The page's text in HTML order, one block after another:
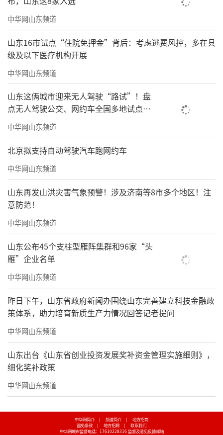
中华网山东频道
山东16市试点“住院免押金”背后：考虑逃费风控，多在县
级及以下医疗机构开展
中华网山东频道
山东这俩城市迎来无人驾驶“路试”！盘
点无人驾驶公交、网约车全国多地试点之
路
中华网山东频道
北京拟支持自动驾驶汽车跑网约车
中华网山东频道
山东再发山洪灾害气象预警！涉及济南等8市多个地区！注
意防范！
中华网山东频道
山东公布45个支柱型雁阵集群和96家“头
雁”企业名单
中华网山东频道
昨日下午，山东省政府新闻办围绕山东完善建立科技金融政
策体系，助力培育新质生产力情况回答记者提问
中华网山东频道
山东出台《山东省创业投资发展奖补资金管理实施细则》，
细化奖补政策
中华网山东频道
中华网简介 | 频道简介 |
地方招商
豁免条款
| 地方招聘 |
联系我们
中华网城市监督电话：17610228316 监督及意见反馈邮箱